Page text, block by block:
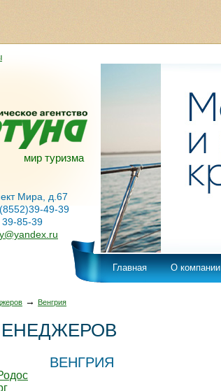
мир туризма
Мира, д.67
49-39
85-39
Главная О компании
→ Венгрия
ВЕНГРИЯ